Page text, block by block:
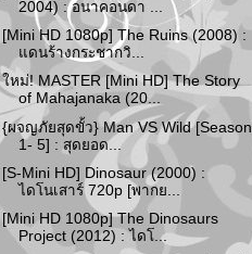
2004) : อนาคอนดา ...
[Mini HD 1080p] The Ruins (2008) :
แดนร้างกระชากวิ...
ใหม่! MASTER [Mini HD] The Story
of Mahajanaka (20...
{ผจญภัยสุดขั้ว} Man VS Wild [Season
1- 5] : สุดยอด...
[S-Mini HD] Dinosaur (2000) :
ไดโนเสาร์ 720p [พากย...
[Mini HD 1080p] The Dinosaurs
Project (2012) : ไดโ...